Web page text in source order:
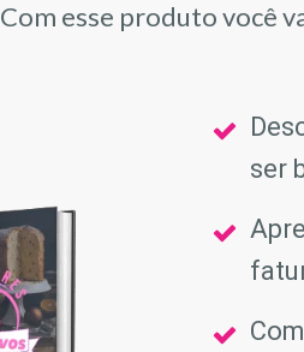
Com esse produto você
ser